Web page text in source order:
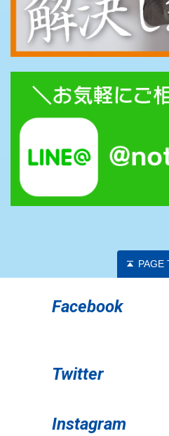
PAGE
Facebook
Twitter
Instagram